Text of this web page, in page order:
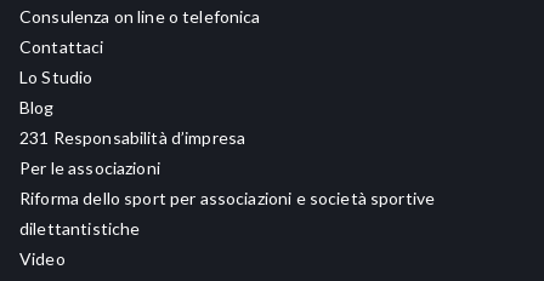
Consulenza on line o telefonica
Contattaci
Lo Studio
Blog
231 Responsabilità d’impresa
Per le associazioni
Riforma dello sport per associazioni e società sportive
dilettantistiche
Video